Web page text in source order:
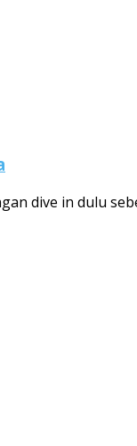
dive in dulu